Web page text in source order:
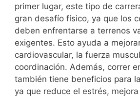
primer lugar, este tipo de
gran desafío físico, ya que ‍los
deben enfrentarse a terrenos
exigentes. Esto ayuda a
cardiovascular, la fuerza
coordinación. Además, correr
también tiene beneficios para
ya⁤ que reduce el estrés,